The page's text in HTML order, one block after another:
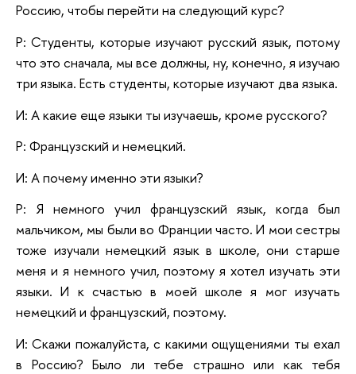
Россию, чтобы перейти на следующий курс?
Р: Студенты, которые изучают русский язык, потому
что это сначала, мы все должны, ну, конечно, я изучаю
три языка. Есть студенты, которые изучают два языка.
И: А какие еще языки ты изучаешь, кроме русского?
Р: Французский и немецкий.
И: А почему именно эти языки?
Р: Я немного учил французский язык, когда был
мальчиком, мы были во Франции часто. И мои сестры
тоже изучали немецкий язык в школе, они старше
меня и я немного учил, поэтому я хотел изучать эти
языки. И к счастью в моей школе я мог изучать
немецкий и французский, поэтому.
И: Скажи пожалуйста, с какими ощущениями ты ехал
в Россию? Было ли тебе страшно или как тебя